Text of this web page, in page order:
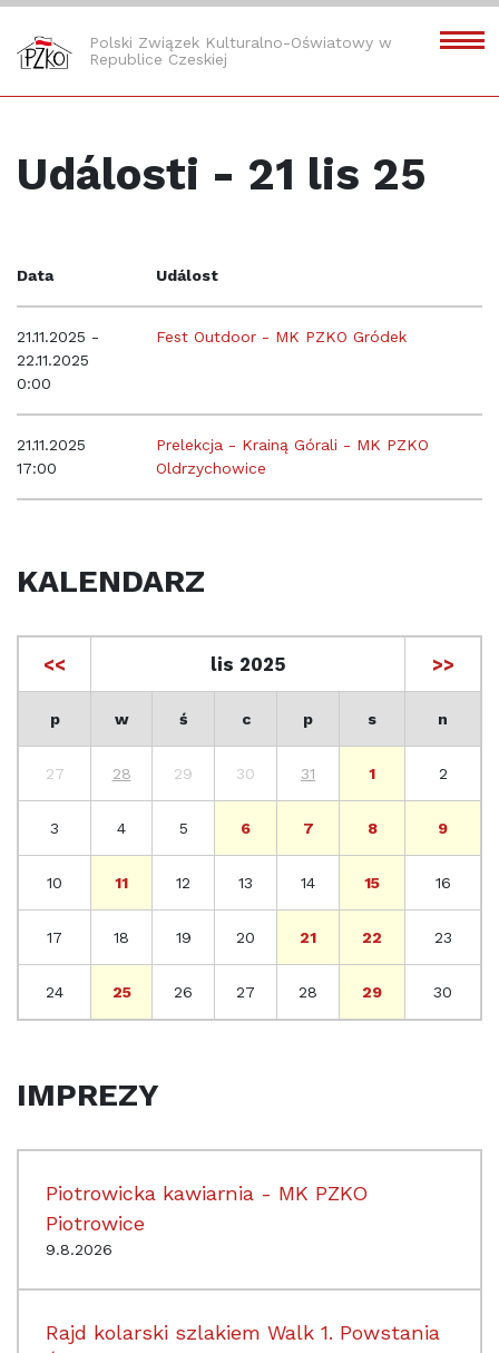
Polski Związek Kulturalno-Oświatowy w
Republice Czeskiej
Události - 21 lis 25
Data Událost
21.11.2025 -
22.11.2025
0:00
Fest Outdoor - MK PZKO Gródek
21.11.2025
17:00
Prelekcja - Krainą Górali - MK PZKO
Oldrzychowice
KALENDARZ
<< lis 2025 >>
p w ś c p s n
27 28 29 30 31 1 2
3 4 5 6 7 8 9
10 11 12 13 14 15 16
17 18 19 20 21 22 23
24 25 26 27 28 29 30
IMPREZY
Piotrowicka kawiarnia - MK PZKO
Piotrowice
9.8.2026
Rajd kolarski szlakiem Walk 1. Powstania